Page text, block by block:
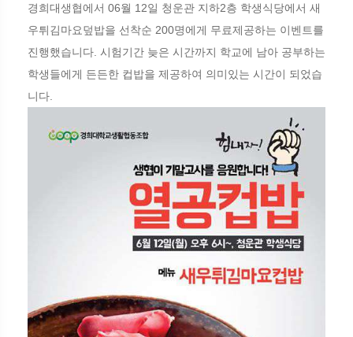
경희대생협에서 06월 12일 청운관 지하2층 학생식당에서 새
우튀김마요덮밥을 선착순 200명에게 무료제공하는 이벤트를
진행했습니다. 시험기간 늦은 시간까지 학교에 남아 공부하는
학생들에게 든든한 컵밥을 제공하여 의미있는 시간이 되었습
니다.